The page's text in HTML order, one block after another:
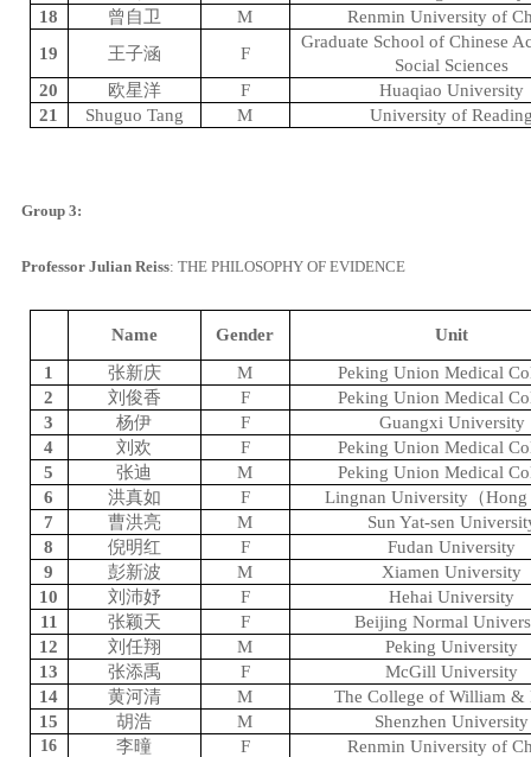
18
曾自卫 M
Renmin University of
19
王子涵 F
Graduate School of Chinese
Social Sciences
20
欧星洋 F
Huaqiao University
21
Shuguo Tang M University of
Group 3:
Professor Julian Reiss: THE PHILOSOPHY OF EVIDENCE
Name Gender
Unit
1
张新庆 M
Peking Union Medical
2
刘俊香 F
Peking Union Medical
3
杨伊 F
Guangxi University
4
刘欢 F
Peking Union Medical
5
张迪 M
Peking Union Medical
6
洪真如 F Lingnan University（
7
曹洪亮 M
Sun Yat-sen
8
倪明红 F
Fudan University
9
彭新波 M
Xiamen University
10
刘沛妤 F
Hehai University
11
张颖天 F
Beijing Normal
12
刘任翔 M
Peking University
13
张添禹 F
McGill University
14
黄河清 M
The College of William &
15
胡浩 M Shenzhen University
16 李曈 F
Renmin University of